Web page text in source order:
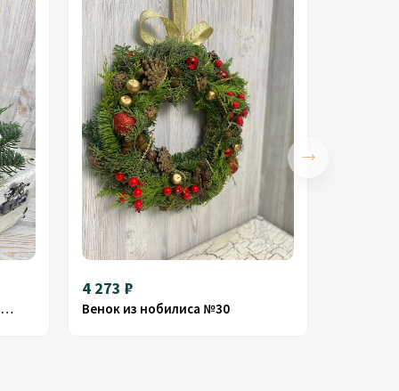
Композиция из нобилиса со свечами № 33
4 273 ₽
Венок из нобилиса №30